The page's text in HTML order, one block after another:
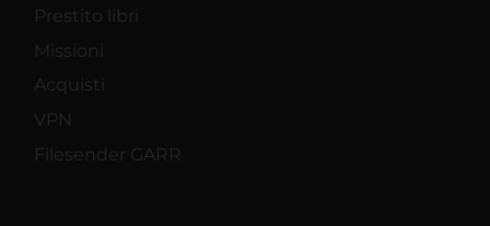
Prestito libri
Missioni
Acquisti
VPN
Filesender GARR